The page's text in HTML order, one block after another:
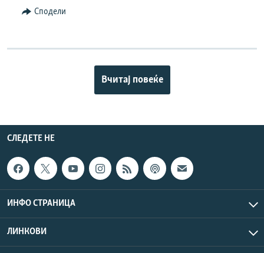
Сподели
Вчитај повеќе
СЛЕДЕТЕ НЕ
ИНФО СТРАНИЦА
ЛИНКОВИ